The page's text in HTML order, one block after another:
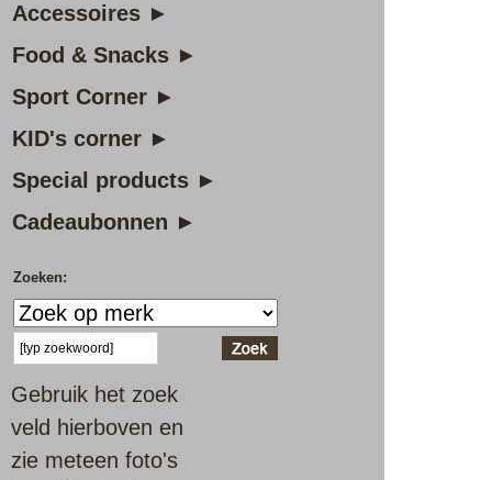
Accessoires ►
Food & Snacks ►
Sport Corner ►
KID's corner ►
Special products ►
Cadeaubonnen ►
Zoeken:
Gebruik het zoek
veld hierboven en
zie meteen foto's